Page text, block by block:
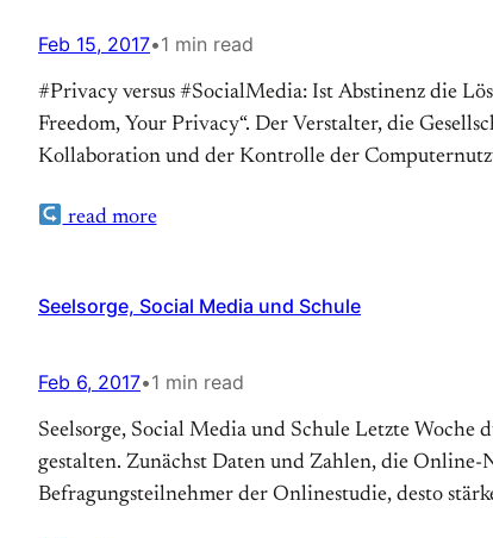
Feb 15, 2017•1 min read
#Privacy versus #SocialMedia: Ist Abstinenz die
Freedom, Your Privacy“. Der Verstalter, die
Kollaboration und der Kontrolle der
read more
Seelsorge, Social Media und Schule
Feb 6, 2017•1 min read
Seelsorge, Social Media und Schule Letzte
gestalten. Zunächst Daten und Zahlen, die
Befragungsteilnehmer der Onlinestudie, desto